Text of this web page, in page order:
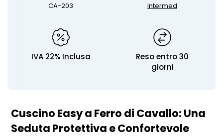
CA-203 Intermed
IVA 22% Inclusa
Reso entro 30
giorni
Cuscino Easy a Ferro di Cavallo: Una
Seduta Protettiva e Confortevole